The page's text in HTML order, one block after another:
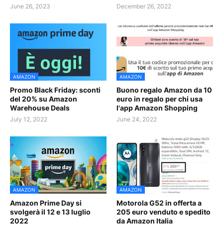
June 26, 2023 December 26, 2022
AMAZON
Promo Black Friday: sconti
del 20% su Amazon
Warehouse Deals
July 12, 2022
AMAZON
Buono regalo Amazon da 10
euro in regalo per chi usa
l'app Amazon Shopping
June 24, 2022
AMAZON
Amazon Prime Day si
svolgerà il 12 e 13 luglio
2022
AMAZON
Motorola G52 in offerta a
205 euro venduto e spedito
da Amazon Italia